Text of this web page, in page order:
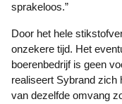
sprakeloos.”
Door het hele stikstofverhaal is het voor boeren toch al een
onzekere tijd. Het
boerenbedrijf is geen
realiseert Sybrand zich
van dezelfde omvang